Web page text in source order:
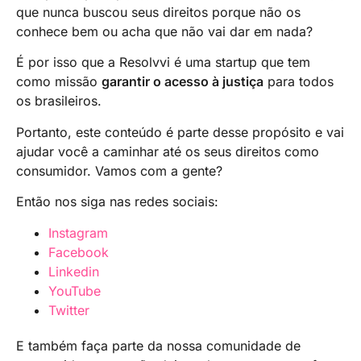
via judicial.
que nunca buscou seus direitos porque não os
conhece bem ou acha que não vai dar em nada?
É por isso que a Resolvvi é uma startup que tem
como missão garantir o acesso à justiça para todos
os brasileiros.
Portanto, este conteúdo é parte desse propósito e vai
ajudar você a caminhar até os seus direitos como
consumidor. Vamos com a gente?
Então nos siga nas redes sociais:
Instagram
Facebook
Linkedin
YouTube
Twitter
E também faça parte da nossa comunidade de